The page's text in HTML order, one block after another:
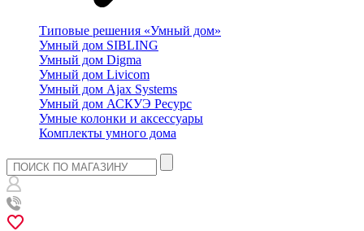
Типовые решения «Умный дом»
Умный дом SIBLING
Умный дом Digma
Умный дом Livicom
Умный дом Ajax Systems
Умный дом АСКУЭ Ресурс
Умные колонки и аксессуары
Комплекты умного дома